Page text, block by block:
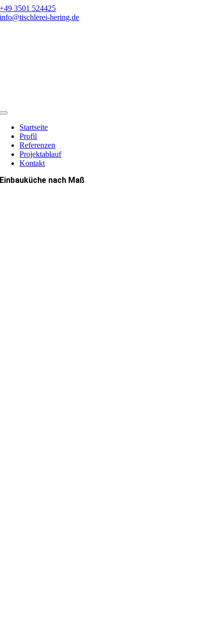
Zum
Inhalt
+49 3501 524425
info@tischlerei-hering.de
Toggle
NavigationStartseite
Profil
Referenzen
Projektablauf
Kontakt
Einbauküche nach Maß